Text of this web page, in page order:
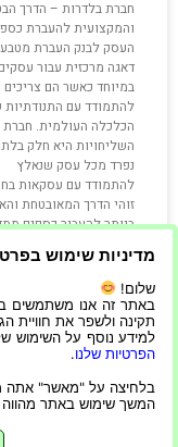
חברת בלדרות – הדרך
והמקצועית להעברת
העסק לבנק העברת
דאגה מרכזית עבור
במיוחד כאשר הם צריכים
להתמודד עם
הכלכלה העולמית. חברת
השליחויות היא חלק
נפרד מכל עסק שנאלץ
להתמודד עם עסקאות
זוהי הדרך המאובטחת
ביותר להעביר כספים
קרא עוד »
13/07/2022
מדיניות שימוש
שלום!
תקינה ולשפר את חוויית
למידע נוסף על השימוש
הפרטיות שלנו.
בלחיצה על "מאשר" אתה
המשך שימוש באתר מהווה